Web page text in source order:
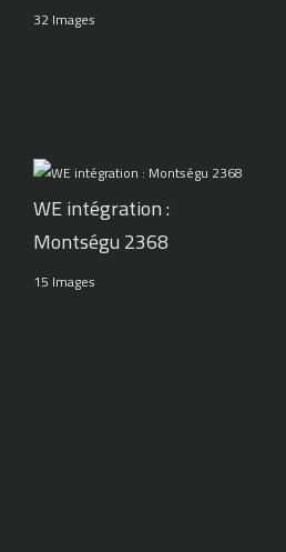
32 Images
WE intégration :
Montségu 2368
15 Images